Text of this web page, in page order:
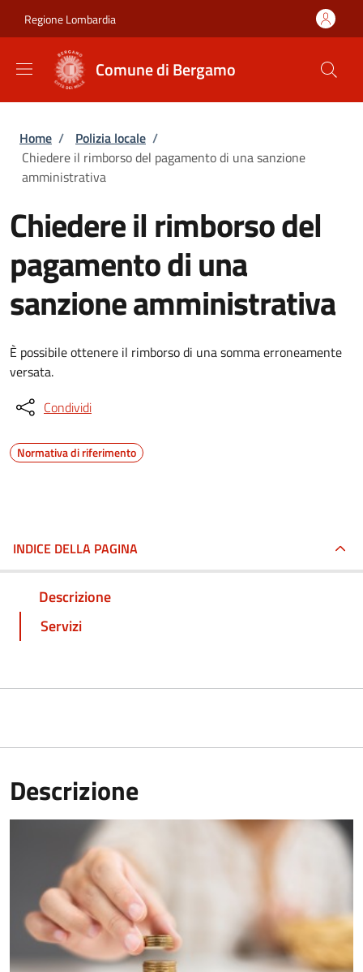
Regione Lombardia
Comune di Bergamo
Briciole di pane
Home / Polizia locale /
Chiedere il rimborso del pagamento di una sanzione
amministrativa
Chiedere il rimborso del
pagamento di una
sanzione amministrativa
È possibile ottenere il rimborso di una somma erroneamente
versata.
Condividi
Normativa di riferimento
INDICE DELLA PAGINA
Descrizione
Servizi
Descrizione